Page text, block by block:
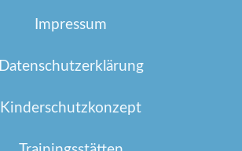
Impressum
Datenschutzerklärung
Kinderschutzkonzept